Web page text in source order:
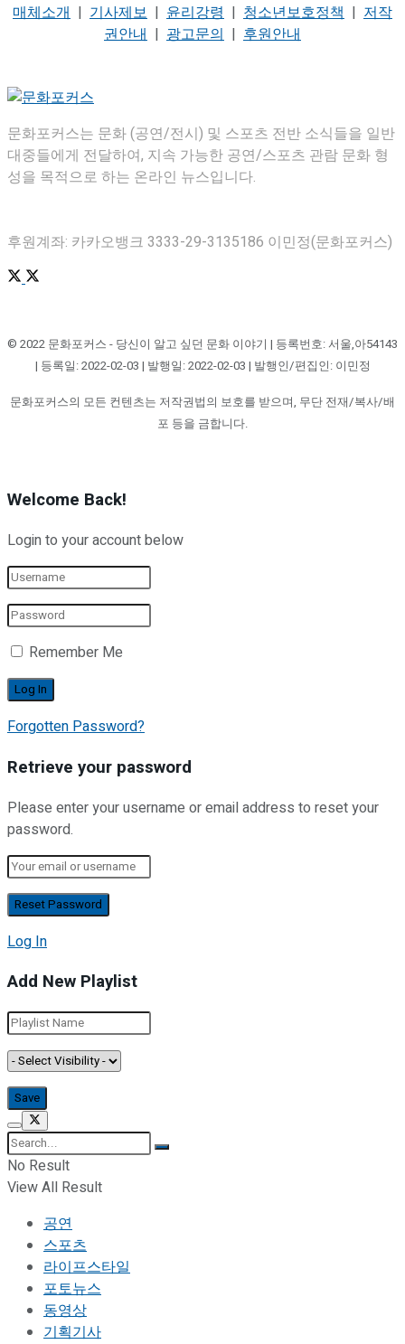
매체소개 | 기사제보 | 윤리강령 | 청소년보호정책 | 저작
권안내 | 광고문의 | 후원안내
문화포커스는 문화 (공연/전시) 및 스포츠 전반 소식들을 일반
대중들에게 전달하여, 지속 가능한 공연/스포츠 관람 문화 형
성을 목적으로 하는 온라인 뉴스입니다.
후원계좌: 카카오뱅크 3333-29-3135186 이민정(문화포커스)
© 2022 문화포커스 - 당신이 알고 싶던 문화 이야기 | 등록번호: 서울,아54143
| 등록일: 2022-02-03 | 발행일: 2022-02-03 | 발행인/편집인: 이민정
문화포커스의 모든 컨텐츠는 저작권법의 보호를 받으며, 무단 전재/복사/배
포 등을 금합니다.
Welcome Back!
Login to your account below
Remember Me
Forgotten Password?
Retrieve your password
Please enter your username or email address to reset your
password.
Log In
Add New Playlist
No Result
View All Result
공연
스포츠
라이프스타일
포토뉴스
동영상
기획기사